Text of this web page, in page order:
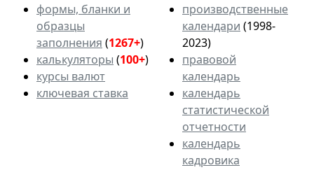
формы, бланки и
образцы
заполнения (1267+)
калькуляторы (100+)
курсы валют
ключевая ставка
производственные
календари (1998-
2023)
правовой
календарь
календарь
статистической
отчетности
календарь
кадровика